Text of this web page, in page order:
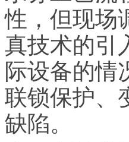
性，但现场
真技术的引
际设备的情
联锁保护、
缺陷。